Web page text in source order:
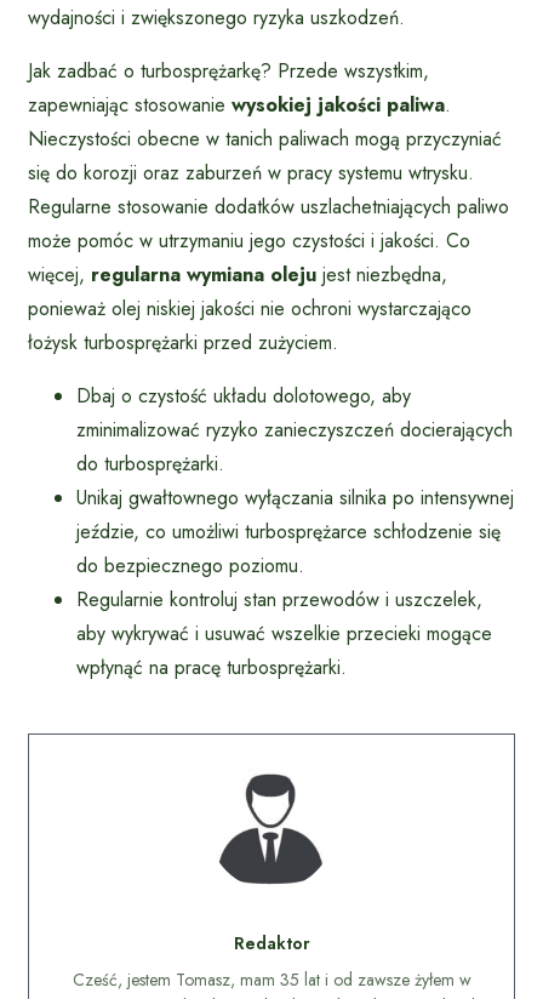
wydajności i zwiększonego ryzyka uszkodzeń.
Jak zadbać o turbosprężarkę? Przede wszystkim,
zapewniając stosowanie wysokiej jakości paliwa.
Nieczystości obecne w tanich paliwach mogą przyczyniać
się do korozji oraz zaburzeń w pracy systemu wtrysku.
Regularne stosowanie dodatków uszlachetniających paliwo
może pomóc w utrzymaniu jego czystości i jakości. Co
więcej, regularna wymiana oleju jest niezbędna,
ponieważ olej niskiej jakości nie ochroni wystarczająco
łożysk turbosprężarki przed zużyciem.
Dbaj o czystość układu dolotowego, aby
zminimalizować ryzyko zanieczyszczeń docierających
do turbosprężarki.
Unikaj gwałtownego wyłączania silnika po intensywnej
jeździe, co umożliwi turbosprężarce schłodzenie się
do bezpiecznego poziomu.
Regularnie kontroluj stan przewodów i uszczelek,
aby wykrywać i usuwać wszelkie przecieki mogące
wpłynąć na pracę turbosprężarki.
Redaktor
Cześć, jestem Tomasz, mam 35 lat i od zawsze żyłem w